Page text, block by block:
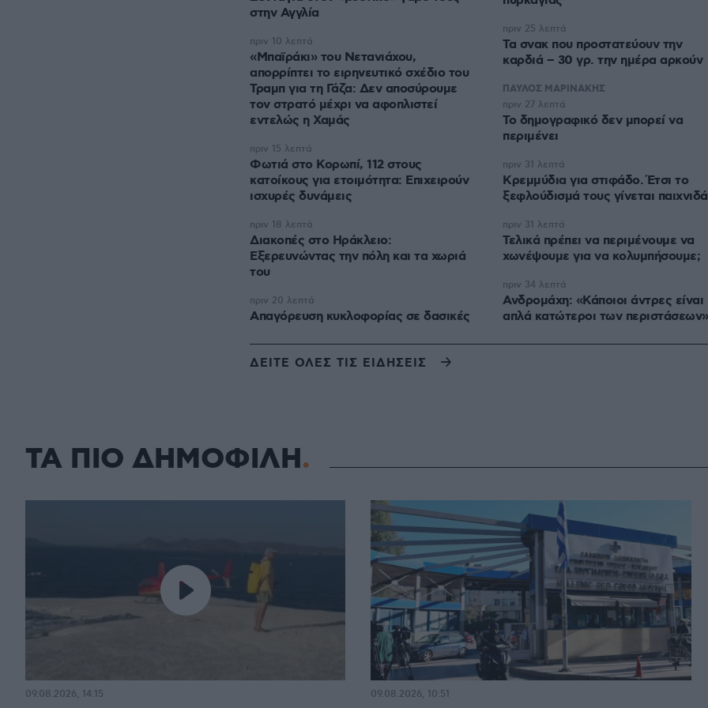
στην Αγγλία
«Μπαϊράκι» του Νετανιάχου,
απορρίπτει το ειρηνευτικό σχέδιο του
Τραμπ για τη Γάζα: Δεν αποσύρουμε
τον στρατό μέχρι να αφοπλιστεί
εντελώς η Χαμάς
πριν 10 λεπτά
Φωτιά στο Κορωπί, 112 στους
κατοίκους για ετοιμότητα: Επιχειρούν
ισχυρές δυνάμεις
πριν 15 λεπτά
Διακοπές στο Ηράκλειο:
Εξερευνώντας την πόλη και τα χωριά
του
πριν 18 λεπτά
Απαγόρευση κυκλοφορίας σε δασικές
πριν 20 λεπτά
Τα σνακ που προστατεύουν την
καρδιά – 30 γρ. την ημέρα αρκούν
πριν 25 λεπτά
ΠΑΥΛΟΣ ΜΑΡΙΝΑΚΗΣ
Το δημογραφικό δεν μπορεί να
περιμένει
πριν 27 λεπτά
Κρεμμύδια για στιφάδο. Έτσι το
ξεφλούδισμά τους γίνεται
πριν 31 λεπτά
Τελικά πρέπει να περιμένουμε να
χωνέψουμε για να κολυμπήσουμε;
πριν 31 λεπτά
Ανδρομάχη: «Κάποιοι άντρες είναι
απλά κατώτεροι των περιστάσεων»
πριν 34 λεπτά
ΔΕΙΤΕ ΟΛΕΣ ΤΙΣ ΕΙΔΗΣΕΙΣ
ΤΑ ΠΙΟ ΔΗΜΟΦΙΛΗ
09.08.2026, 14:15 09.08.2026, 10:51